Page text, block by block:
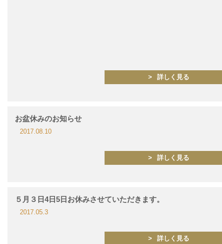
詳しく見る
お盆休みのお知らせ
2017.08.10
詳しく見る
５月３日4日5日お休みさせていただきます。
2017.05.3
詳しく見る